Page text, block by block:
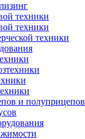
техники
техники
техники
и полуприцепов